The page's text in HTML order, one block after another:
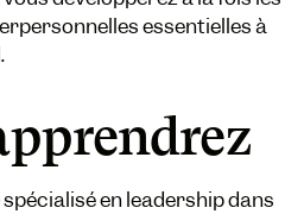
essentielles à
en leadership dans